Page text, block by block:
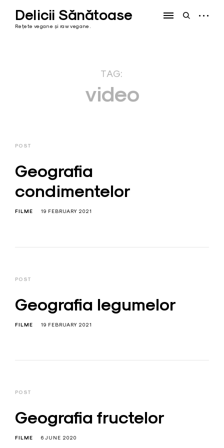
contentDelicii Sănătoase
Rețete vegane și raw vegane.
openopen
TAG:
video
POST
Geografia
condimentelor
FILME 19 FEBRUARY 2021
POST
Geografia legumelor
FILME 19 FEBRUARY 2021
POST
Geografia fructelor
FILME 6 JUNE 2020